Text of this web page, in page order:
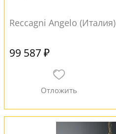
Reccagni Angelo (Италия)
99 587 ₽